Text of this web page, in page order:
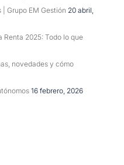
Grupo EM Gestión 20 abril,
Renta 2025: Todo lo que
novedades y cómo
16 febrero, 2026